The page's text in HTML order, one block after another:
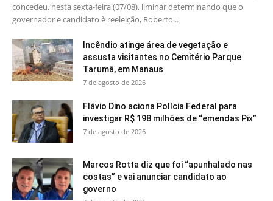
concedeu, nesta sexta-feira (07/08), liminar determinando que o
governador e candidato è reeleição, Roberto...
Incêndio atinge área de vegetação e
assusta visitantes no Cemitério Parque
Tarumã, em Manaus
7 de agosto de 2026
Flávio Dino aciona Polícia Federal para
investigar R$ 198 milhões de “emendas Pix”
7 de agosto de 2026
Marcos Rotta diz que foi “apunhalado nas
costas” e vai anunciar candidato ao
governo